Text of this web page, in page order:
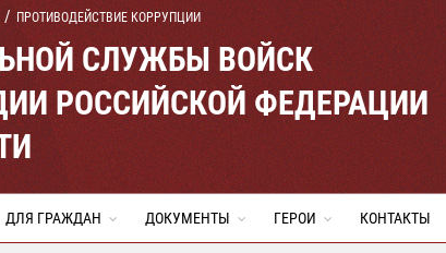
ПРОТИВОДЕЙСТВИЕ КОРРУПЦИИ
СЛУЖБЫ ВОЙСК
РОССИЙСКОЙ ФЕДЕРАЦИИ
ДЛЯ ГРАЖДАН ДОКУМЕНТЫ ГЕРОИ КОНТАКТЫ